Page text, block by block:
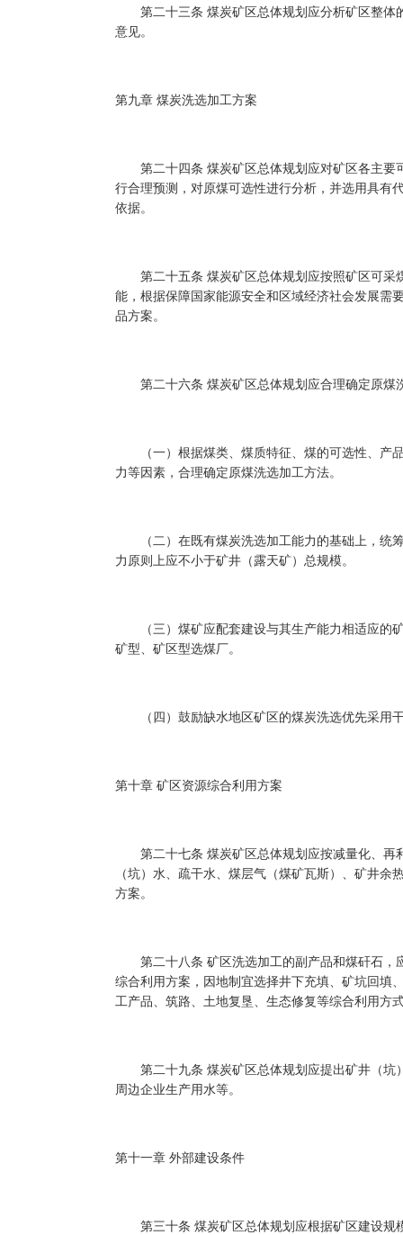
第二十三条 煤炭矿区总体规划应分析矿区整体
意见。
第九章 煤炭洗选加工方案
第二十四条 煤炭矿区总体规划应对矿区各主要
行合理预测，对原煤可选性进行分析，并选用具有
依据。
第二十五条 煤炭矿区总体规划应按照矿区可采
能，根据保障国家能源安全和区域经济社会发展需
品方案。
第二十六条 煤炭矿区总体规划应合理确定原煤
（一）根据煤类、煤质特征、煤的可选性、产
力等因素，合理确定原煤洗选加工方法。
（二）在既有煤炭洗选加工能力的基础上，统
力原则上应不小于矿井（露天矿）总规模。
（三）煤矿应配套建设与其生产能力相适应的
矿型、矿区型选煤厂。
（四）鼓励缺水地区矿区的煤炭洗选优先采用
第十章 矿区资源综合利用方案
第二十七条 煤炭矿区总体规划应按减量化、再
（坑）水、疏干水、煤层气（煤矿瓦斯）、矿井
方案。
第二十八条 矿区洗选加工的副产品和煤矸石，
综合利用方案，因地制宜选择井下充填、矿坑回填
工产品、筑路、土地复垦、生态修复等综合利用方
第二十九条 煤炭矿区总体规划应提出矿井（坑
周边企业生产用水等。
第十一章 外部建设条件
第三十条 煤炭矿区总体规划应根据矿区建设规